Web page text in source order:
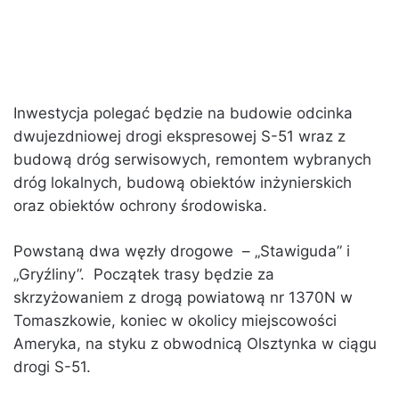
Inwestycja polegać będzie na budowie odcinka
dwujezdniowej drogi ekspresowej S-51 wraz z
budową dróg serwisowych, remontem wybranych
dróg lokalnych, budową obiektów inżynierskich
oraz obiektów ochrony środowiska.
Powstaną dwa węzły drogowe – „Stawiguda” i
„Gryźliny”. Początek trasy będzie za
skrzyżowaniem z drogą powiatową nr 1370N w
Tomaszkowie, koniec w okolicy miejscowości
Ameryka, na styku z obwodnicą Olsztynka w ciągu
drogi S-51.